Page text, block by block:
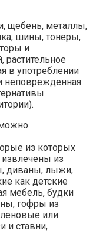
щебень, металлы,
шины, тонеры,
и
в употреблении
неповрежденная
из которых
из
диваны, лыжи,
как детские
мебель, будки
гофры из
или
и ставни,